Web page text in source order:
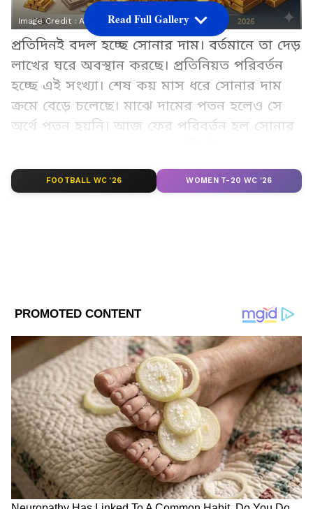
Image Credit : AI
প্রতিদিনই বদল হচ্ছে সোনার দাম। বর্তমানে তা দেড়
লাখের ঘরে অবস্থান করছে। প্রতিনিয়ত পরিবর্তন
হচ্ছে এই সংখ্যা। শেষ কয় মাস ধরে সোনার দাম
ক্রমে বেড়ে চলেছে। মাঝে দামের পতন হলেও সে
অর্থে পতন হয়নি। আজ ফের পরিবর্তন হল সোনার
দাম। এক ঝলকে দেখে নিন কোন শহরে কত দাম
এই সোনার।
Image Credit :Getty
আজ কলকাতায় সোনার দাম-
২২ ক্যারেট - প্রতি ১ গ্রামে ১৩,৪৭৫
২৪ ক্যারেট- প্রতি ১ গ্রামে ১৪,৭০০
Read Full Gallery
FOOTBALL WC '26 WOMEN T-20 WC '26